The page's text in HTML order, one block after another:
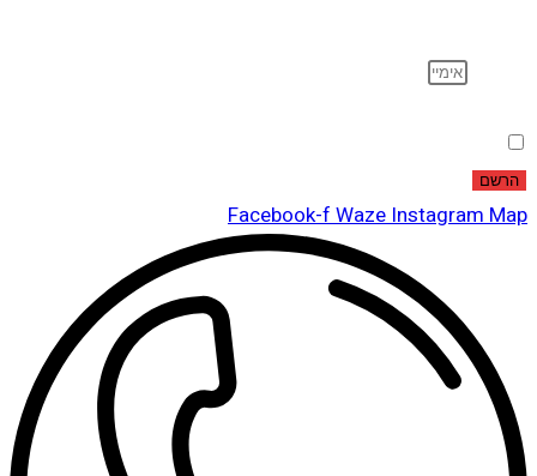
הרשם
Facebook-f Waze Instagram Map